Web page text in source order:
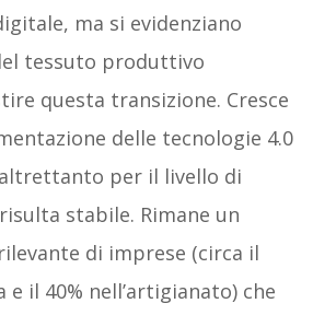
ma si evidenziano
tessuto produttivo
questa transizione. Cresce
delle tecnologie 4.0
per il livello di
stabile. Rimane un
di imprese (circa il
e il 40% nell’artigianato) che